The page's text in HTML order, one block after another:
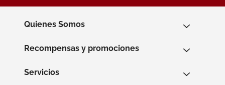
Quienes Somos
Recompensas y promociones
Servicios